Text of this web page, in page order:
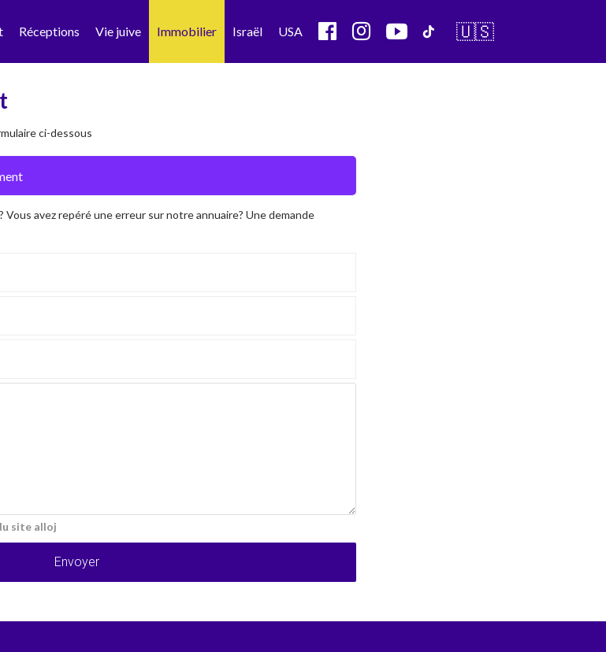
Réceptions Vie juive Immobilier Israël USA 🇺🇸
ci-dessous
avez repéré une erreur sur notre annuaire? Une demande
site alloj
Envoyer